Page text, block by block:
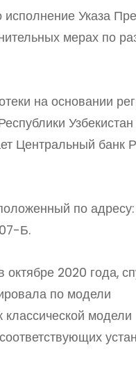
Указа
мерах по
на основании
Центральный банк
по
Б.
2020 года,
по модели
модели